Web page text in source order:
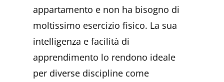
appartamento e non ha bisogno di
moltissimo esercizio fisico. La sua
intelligenza e facilità di
apprendimento lo rendono ideale
per diverse discipline come